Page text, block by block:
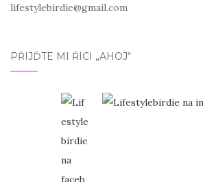
lifestylebirdie@gmail.com
PŘIJĎTE MI ŘÍCI „AHOJ“